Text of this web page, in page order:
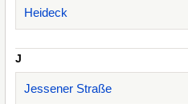
Heideck
J
Jessener Straße